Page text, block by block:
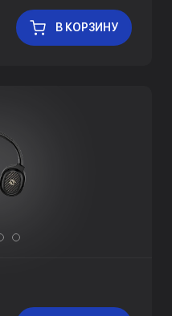
В КОРЗИНУ